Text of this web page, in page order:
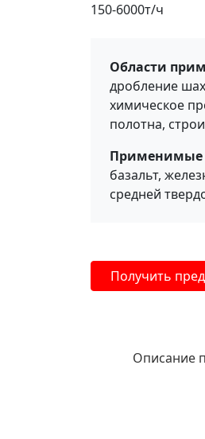
150-6000т/ч
Области
дробление
химическое
полотна,
Применимые
базальт,
средней
Получить
предыдущий
Описание